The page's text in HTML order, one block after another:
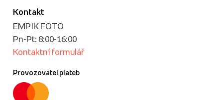
Kontakt
EMPIK FOTO
Pn-Pt: 8:00-16:00
Kontaktní formulář
Provozovatel plateb